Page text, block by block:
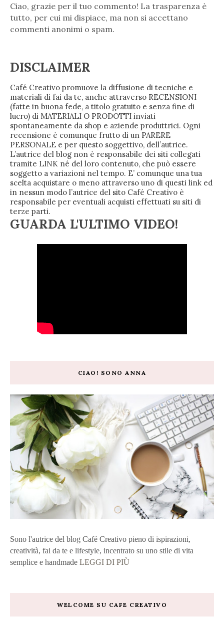
Ciao, grazie per il tuo commento! La trasparenza è
tutto, per cui mi dispiace, ma non si accettano
commenti anonimi o spam.
DISCLAIMER
Café Creativo promuove la diffusione di tecniche e
materiali di fai da te, anche attraverso RECENSIONI
(fatte in buona fede, a titolo gratuito e senza fine di
lucro) di MATERIALI O PRODOTTI inviati
spontaneamente da shop e aziende produttrici. Ogni
recensione è comunque frutto di un PARERE
PERSONALE e per questo soggettivo, dell’autrice.
L’autrice del blog non è responsabile dei siti collegati
tramite LINK né del loro contenuto, che può essere
soggetto a variazioni nel tempo. E’ comunque una tua
scelta acquistare o meno attraverso uno di questi link ed
in nessun modo l’autrice del sito Café Creativo è
responsabile per eventuali acquisti effettuati su siti di
terze parti.
GUARDA L'ULTIMO VIDEO!
CIAO! SONO ANNA
Sono l'autrice del blog Café Creativo pieno di ispirazioni,
creatività, fai da te e lifestyle, incentrato su uno stile di vita
semplice e handmade LEGGI DI PIÙ
WELCOME SU CAFE CREATIVO